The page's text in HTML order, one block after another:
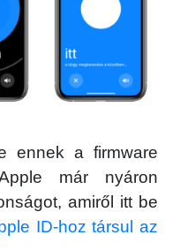
ennek a firmware
már nyáron
amiről itt be
ID-hoz társul az